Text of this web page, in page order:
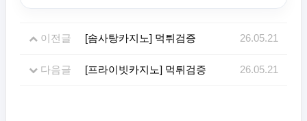
이전글 [솜사탕카지노] 먹튀검증 26.05.21
다음글 [프라이빗카지노] 먹튀검증 26.05.21